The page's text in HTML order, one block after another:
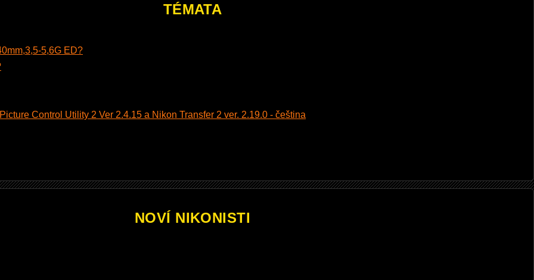
TÉMATA
5,6G ED?
Control Utility 2 Ver 2.4.15 a Nikon Transfer 2 ver. 2.19.0 - čeština
NOVÍ NIKONISTI